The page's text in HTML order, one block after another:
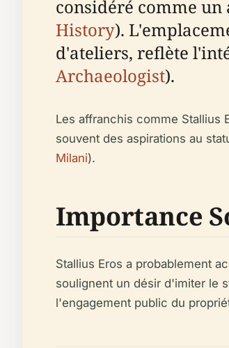
considéré comme
History).
d'ateliers, reflète
Archaeologist).
Les affranchis comme Stallius
souvent des aspirations au
Milani).
Importance
Stallius Eros a probablement
soulignent un désir d'imiter le
l'engagement public du